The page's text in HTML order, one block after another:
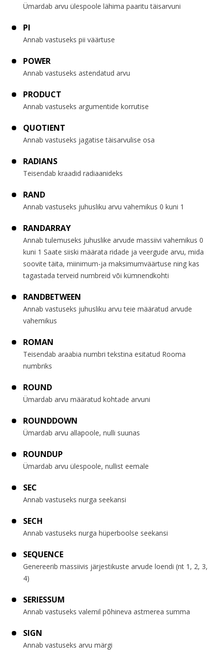
Ümardab arvu ülespoole lähima paaritu täisarvuni
PI
Annab vastuseks pii väärtuse
POWER
Annab vastuseks astendatud arvu
PRODUCT
Annab vastuseks argumentide korrutise
QUOTIENT
Annab vastuseks jagatise täisarvulise osa
RADIANS
Teisendab kraadid radiaanideks
RAND
Annab vastuseks juhusliku arvu vahemikus 0 kuni 1
RANDARRAY
Annab tulemuseks juhuslike arvude massiivi vahemikus 0
kuni 1 Saate siiski määrata ridade ja veergude arvu, mida
soovite täita, miinimum-ja maksimumväärtuse ning kas
tagastada terveid numbreid või kümnendkohti
RANDBETWEEN
Annab vastuseks juhusliku arvu teie määratud arvude
vahemikus
ROMAN
Teisendab araabia numbri tekstina esitatud Rooma
numbriks
ROUND
Ümardab arvu määratud kohtade arvuni
ROUNDDOWN
Ümardab arvu allapoole, nulli suunas
ROUNDUP
Ümardab arvu ülespoole, nullist eemale
SEC
Annab vastuseks nurga seekansi
SECH
Annab vastuseks nurga hüperboolse seekansi
SEQUENCE
Genereerib massiivis järjestikuste arvude loendi (nt 1, 2, 3,
4)
SERIESSUM
Annab vastuseks valemil põhineva astmerea summa
SIGN
Annab vastuseks arvu märgi